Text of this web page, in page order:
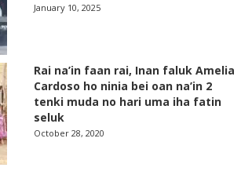
January 10, 2025
Rai na’in faan rai, Inan faluk Amelia
Cardoso ho ninia bei oan na’in 2
tenki muda no hari uma iha fatin
seluk
October 28, 2020